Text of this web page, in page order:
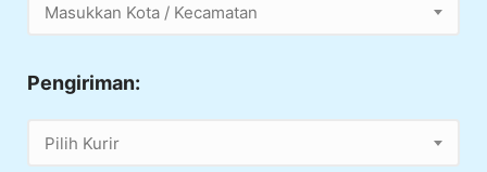
Masukkan Kota / Kecamatan
Pengiriman:
Pilih Kurir